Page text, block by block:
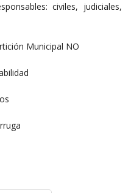
civiles, judiciales,
Municipal NO